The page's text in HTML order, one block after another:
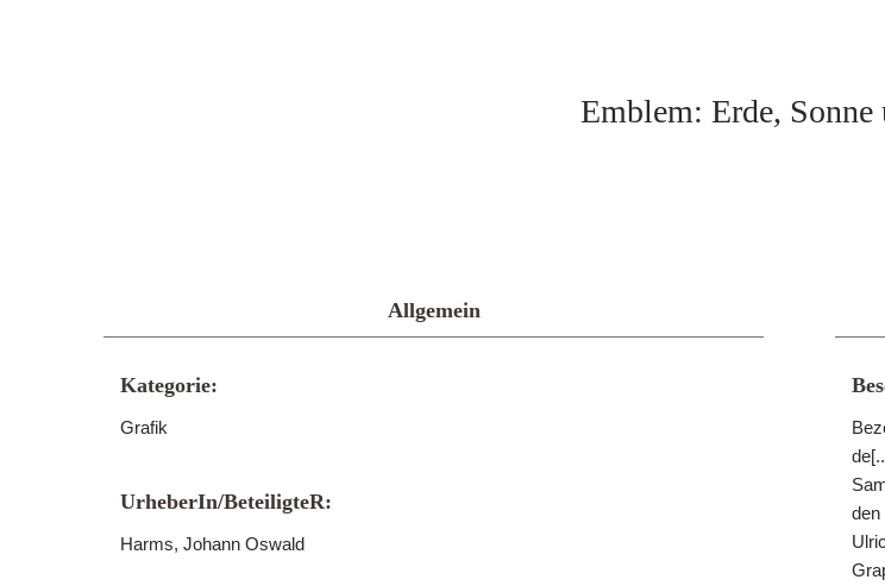
Emblem: Erde, Sonne
Allgemein
Kategorie:
Grafik
UrheberIn/BeteiligteR:
Harms, Johann Oswald
den